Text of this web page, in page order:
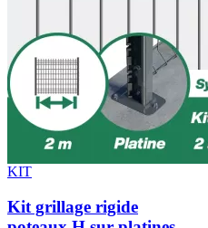
KIT
Kit grillage rigide